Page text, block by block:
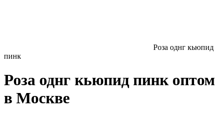
Роза однг кьюпид
пинк
Роза однг кьюпид пинк оптом
в Москве